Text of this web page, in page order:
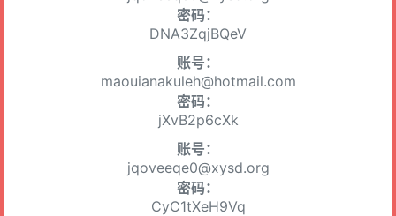
密码：
DNA3ZqjBQeV
账号：
maouianakuleh@hotmail.com
密码：
jXvB2p6cXk
账号：
jqoveeqe0@xysd.org
密码：
CyC1tXeH9Vq